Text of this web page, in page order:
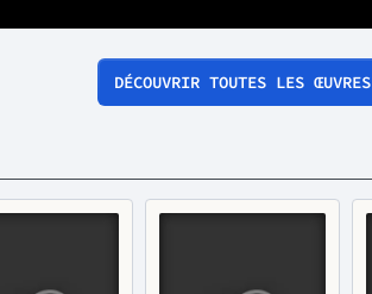
DÉCOUVRIR TOUTES LES ŒUVRES